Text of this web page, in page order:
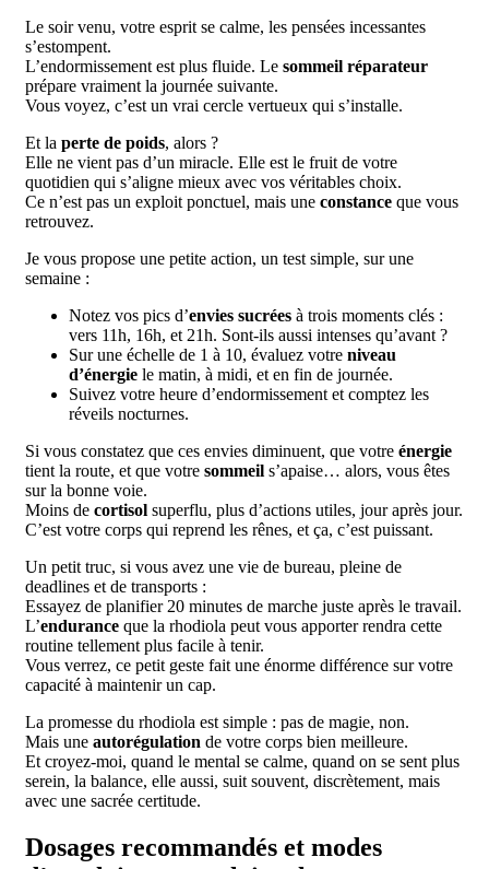
Le soir venu, votre esprit se calme, les pensées incessantes
s’estompent.
L’endormissement est plus fluide. Le sommeil réparateur
prépare vraiment la journée suivante.
Vous voyez, c’est un vrai cercle vertueux qui s’installe.
Et la perte de poids, alors ?
Elle ne vient pas d’un miracle. Elle est le fruit de votre
quotidien qui s’aligne mieux avec vos véritables choix.
Ce n’est pas un exploit ponctuel, mais une constance que vous
retrouvez.
Je vous propose une petite action, un test simple, sur une
semaine :
Notez vos pics d’envies sucrées à trois moments clés :
vers 11h, 16h, et 21h. Sont-ils aussi intenses qu’avant ?
Sur une échelle de 1 à 10, évaluez votre niveau
d’énergie le matin, à midi, et en fin de journée.
Suivez votre heure d’endormissement et comptez les
réveils nocturnes.
Si vous constatez que ces envies diminuent, que votre énergie
tient la route, et que votre sommeil s’apaise… alors, vous êtes
sur la bonne voie.
Moins de cortisol superflu, plus d’actions utiles, jour après jour.
C’est votre corps qui reprend les rênes, et ça, c’est puissant.
Un petit truc, si vous avez une vie de bureau, pleine de
deadlines et de transports :
Essayez de planifier 20 minutes de marche juste après le travail.
L’endurance que la rhodiola peut vous apporter rendra cette
routine tellement plus facile à tenir.
Vous verrez, ce petit geste fait une énorme différence sur votre
capacité à maintenir un cap.
La promesse du rhodiola est simple : pas de magie, non.
Mais une autorégulation de votre corps bien meilleure.
Et croyez-moi, quand le mental se calme, quand on se sent plus
serein, la balance, elle aussi, suit souvent, discrètement, mais
avec une sacrée certitude.
Dosages recommandés et modes